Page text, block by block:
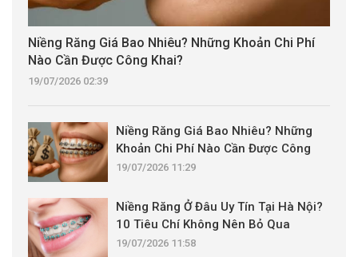
Niềng Răng Giá Bao Nhiêu? Những Khoản Chi Phí
Nào Cần Được Công Khai?
19/07/2026 02:39
Niềng Răng Giá Bao Nhiêu? Những
Khoản Chi Phí Nào Cần Được Công
Khai?
19/07/2026 11:29
Niềng Răng Ở Đâu Uy Tín Tại Hà Nội?
10 Tiêu Chí Không Nên Bỏ Qua
19/07/2026 11:58